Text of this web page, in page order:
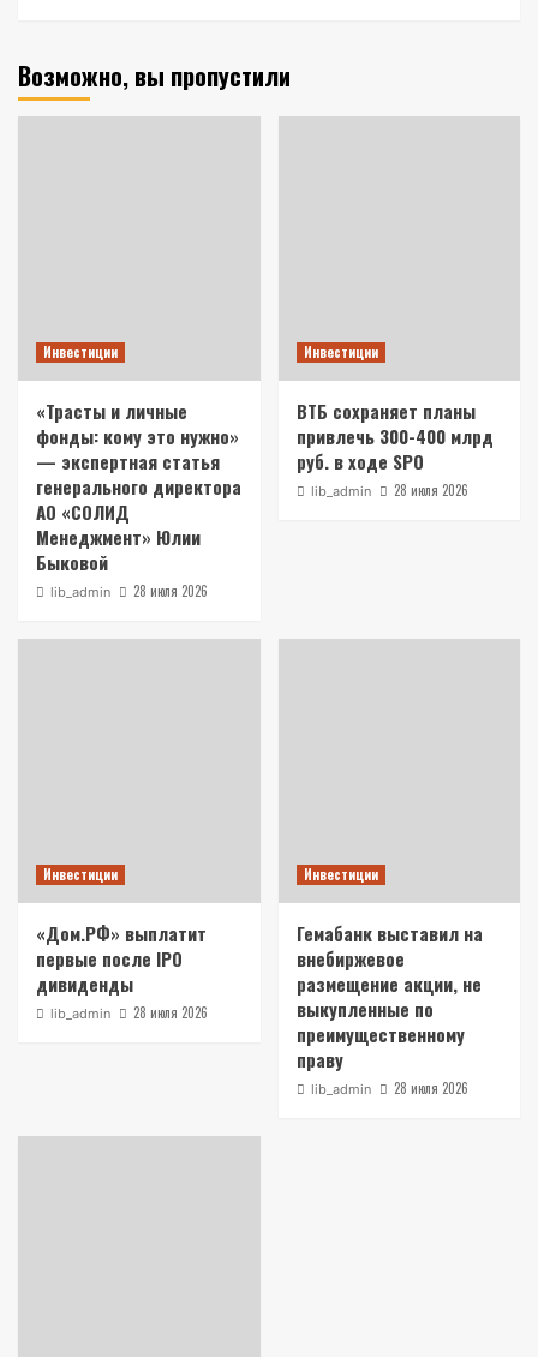
Возможно, вы пропустили
Инвестиции
«Трасты и личные
фонды: кому это нужно»
— экспертная статья
генерального директора
АО «СОЛИД
Менеджмент» Юлии
Быковой
lib_admin 28 июля 2026
Инвестиции
ВТБ сохраняет планы
привлечь 300-400 млрд
руб. в ходе SPO
lib_admin 28 июля 2026
Инвестиции
«Дом.РФ» выплатит
первые после IPO
дивиденды
lib_admin 28 июля 2026
Инвестиции
Гемабанк выставил на
внебиржевое
размещение акции, не
выкупленные по
преимущественному
праву
lib_admin 28 июля 2026